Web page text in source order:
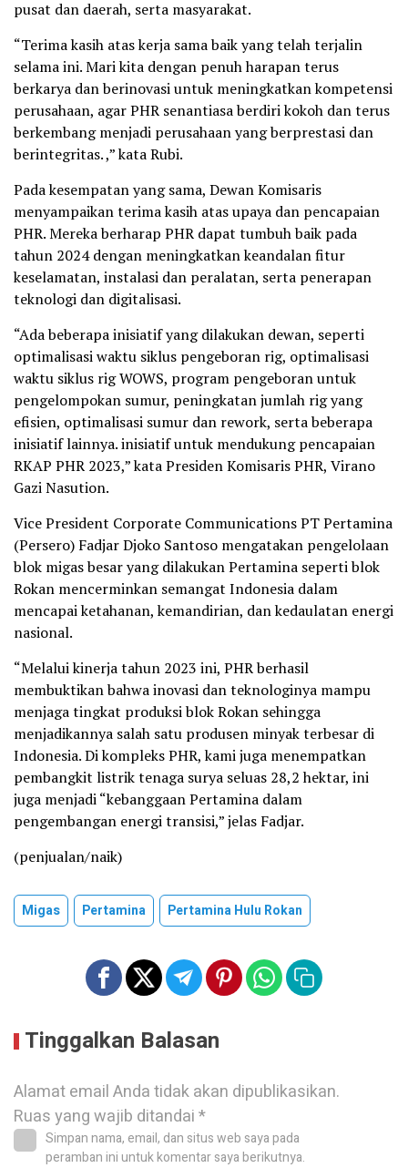
pusat dan daerah, serta masyarakat.
“Terima kasih atas kerja sama baik yang telah terjalin
selama ini. Mari kita dengan penuh harapan terus
berkarya dan berinovasi untuk meningkatkan kompetensi
perusahaan, agar PHR senantiasa berdiri kokoh dan terus
berkembang menjadi perusahaan yang berprestasi dan
berintegritas. ,” kata Rubi.
Pada kesempatan yang sama, Dewan Komisaris
menyampaikan terima kasih atas upaya dan pencapaian
PHR. Mereka berharap PHR dapat tumbuh baik pada
tahun 2024 dengan meningkatkan keandalan fitur
keselamatan, instalasi dan peralatan, serta penerapan
teknologi dan digitalisasi.
“Ada beberapa inisiatif yang dilakukan dewan, seperti
optimalisasi waktu siklus pengeboran rig, optimalisasi
waktu siklus rig WOWS, program pengeboran untuk
pengelompokan sumur, peningkatan jumlah rig yang
efisien, optimalisasi sumur dan rework, serta beberapa
inisiatif lainnya. inisiatif untuk mendukung pencapaian
RKAP PHR 2023,” kata Presiden Komisaris PHR, Virano
Gazi Nasution.
Vice President Corporate Communications PT Pertamina
(Persero) Fadjar Djoko Santoso mengatakan pengelolaan
blok migas besar yang dilakukan Pertamina seperti blok
Rokan mencerminkan semangat Indonesia dalam
mencapai ketahanan, kemandirian, dan kedaulatan energi
nasional.
“Melalui kinerja tahun 2023 ini, PHR berhasil
membuktikan bahwa inovasi dan teknologinya mampu
menjaga tingkat produksi blok Rokan sehingga
menjadikannya salah satu produsen minyak terbesar di
Indonesia. Di kompleks PHR, kami juga menempatkan
pembangkit listrik tenaga surya seluas 28,2 hektar, ini
juga menjadi “kebanggaan Pertamina dalam
pengembangan energi transisi,” jelas Fadjar.
(penjualan/naik)
Migas Pertamina Pertamina Hulu Rokan
Tinggalkan Balasan
Alamat email Anda tidak akan dipublikasikan.
Ruas yang wajib ditandai*
Simpan nama, email, dan situs web saya pada
peramban ini untuk komentar saya berikutnya.